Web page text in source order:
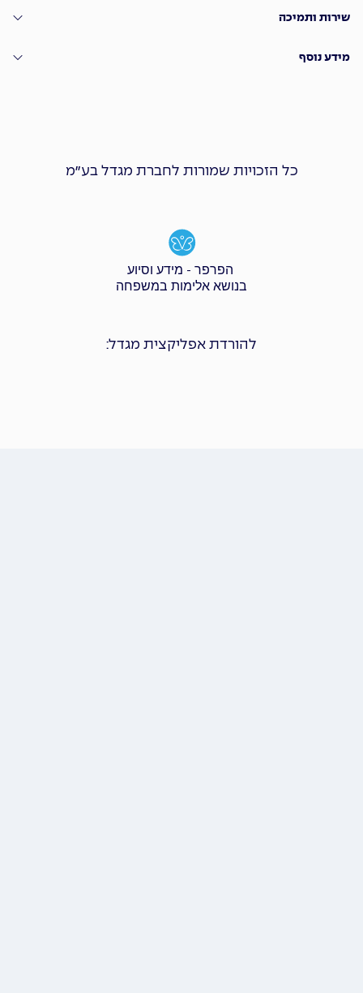
שירות ותמיכה
מידע נוסף
כל הזכויות שמורות לחברת מגדל בע״מ
הפרפר - מידע וסיוע
בנושא אלימות במשפחה
להורדת אפליקצית מגדל: